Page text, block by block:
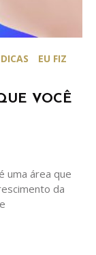
DICAS
EU FIZ
VOCÊ
uma área que
da